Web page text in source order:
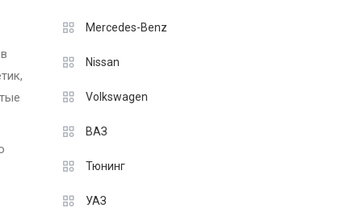
Mercedes-Benz
Nissan
Volkswagen
ВАЗ
Тюнинг
УАЗ